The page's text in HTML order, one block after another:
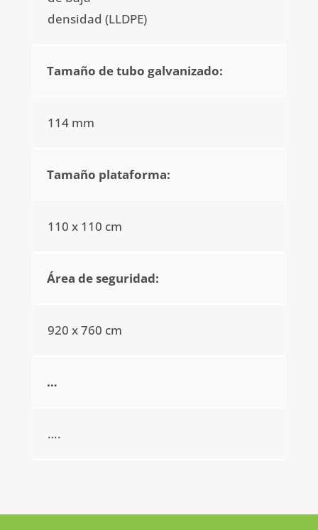
densidad (LLDPE)
Tamaño de tubo galvanizado:
114 mm
Tamaño plataforma:
110 x 110 cm
Área de seguridad:
920 x 760 cm
…
….